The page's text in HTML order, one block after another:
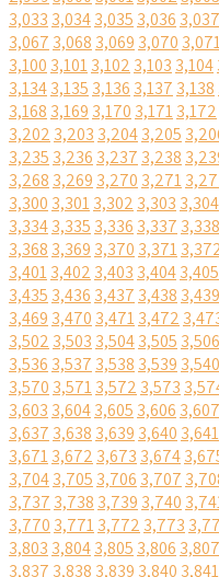
3,033 3,0343,035 3,036 3,037
3,067 3,068 3,069 3,070
3,100 3,1013,102 3,103 3,104
3,1343,135 3,136 3,137 3,138
3,168 3,169 3,170 3,1713,172
3,202 3,203 3,2043,205
3,235 3,236 3,237 3,238
3,268 3,269 3,270 3,271
3,300 3,3013,302 3,303 3,304
3,3343,335 3,336 3,337 3,338
3,368 3,369 3,370 3,371
3,4013,402 3,403 3,4043,405
3,435 3,436 3,437 3,438 3,439
3,469 3,470 3,4713,472
3,502 3,503 3,5043,505 3,506
3,536 3,537 3,538 3,539 3,540
3,570 3,5713,572 3,573
3,603 3,6043,605 3,606 3,607
3,637 3,638 3,639 3,640 3,641
3,6713,672 3,673 3,674
3,7043,705 3,706 3,707
3,737 3,738 3,739 3,740
3,770 3,7713,772 3,773
3,803 3,8043,805 3,806 3,807
3,837 3,838 3,839 3,840 3,841